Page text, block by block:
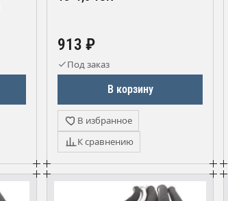
913 ₽
Под заказ
В корзину
В избранное
К сравнению